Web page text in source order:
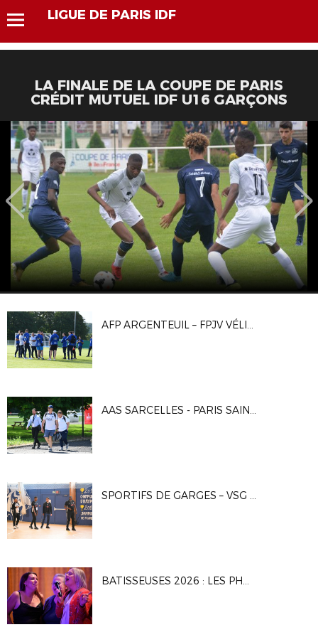
LIGUE DE PARIS IDF
LA FINALE DE LA COUPE DE PARIS
CRÉDIT MUTUEL IDF U16 GARÇONS
AFP ARGENTEUIL – FPJV VÉLIZY 1-1, 4-2 T.A.B.
AAS SARCELLES - PARIS SAINT-GERMAIN 2 0-3
SPORTIFS DE GARGES – VSG FUSTAL 5-7
BATISSEUSES 2026 : LES PHOTOS